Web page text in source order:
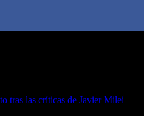
tras las críticas de Javier Milei